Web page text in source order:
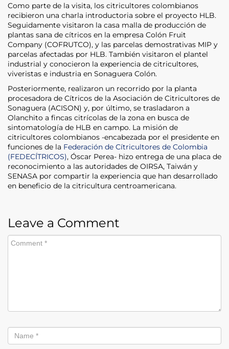
Como parte de la visita, los citricultores colombianos
recibieron una charla introductoria sobre el proyecto HLB.
Seguidamente visitaron la casa malla de producción de
plantas sana de cítricos en la empresa Colón Fruit
Company (COFRUTCO), y las parcelas demostrativas MIP y
parcelas afectadas por HLB. También visitaron el plantel
industrial y conocieron la experiencia de citricultores,
viveristas e industria en Sonaguera Colón.
Posteriormente, realizaron un recorrido por la planta
procesadora de Cítricos de la Asociación de Citricultores de
Sonaguera (ACISON) y, por último, se trasladaron a
Olanchito a fincas citrícolas de la zona en busca de
sintomatología de HLB en campo. La misión de
citricultores colombianos -encabezada por el presidente en
funciones de la Federación de Cítricultores de Colombia
(FEDECÍTRICOS), Óscar Perea- hizo entrega de una placa de
reconocimiento a las autoridades de OIRSA, Taiwán y
SENASA por compartir la experiencia que han desarrollado
en beneficio de la citricultura centroamericana.
Leave a Comment